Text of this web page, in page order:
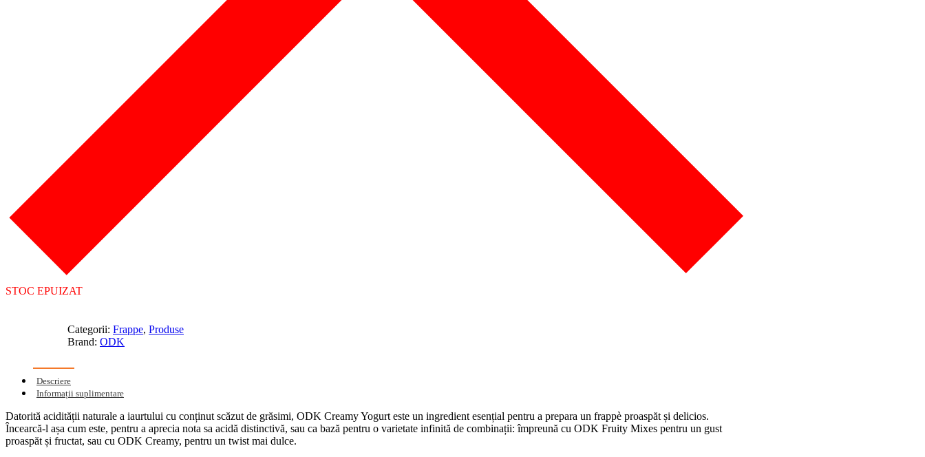
STOC EPUIZAT
Categorii: Frappe, Produse
Brand: ODK
Descriere
Informații suplimentare
Datorită acidității naturale a iaurtului cu conținut scăzut de grăsimi, ODK Creamy Yogurt este un ingredient esențial pentru a prepara un frappè proaspăt și delicios.
Încearcă-l așa cum este, pentru a aprecia nota sa acidă distinctivă, sau ca bază pentru o varietate infinită de combinații: împreună cu ODK Fruity Mixes pentru un gust
proaspăt și fructat, sau cu ODK Creamy, pentru un twist mai dulce.